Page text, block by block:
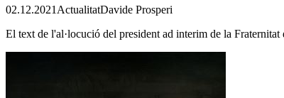
02.12.2021 ActualitatDavide Prosperi
El text de l'al·locució del president ad interim de la